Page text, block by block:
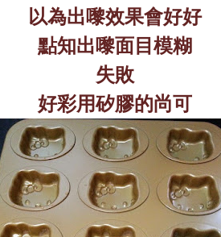
以為出嚟效果會好好
點知出嚟面目模糊
失敗
好彩用矽膠的尚可